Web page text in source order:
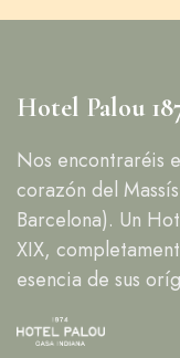
Hotel Palou
Nos encontraréis
corazón del
Barcelona). Un
XIX,
esencia de sus